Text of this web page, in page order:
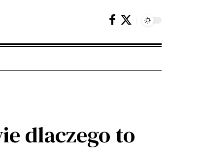
dlaczego to